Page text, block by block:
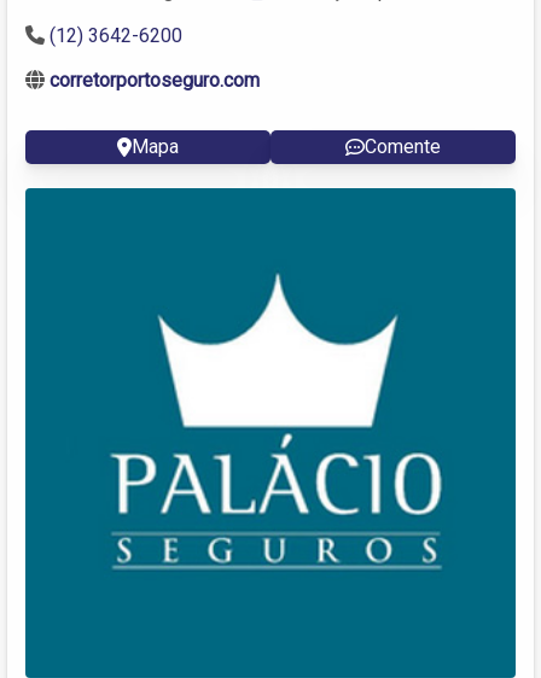
(12) 3642-6200
corretorportoseguro.com
Mapa Comente